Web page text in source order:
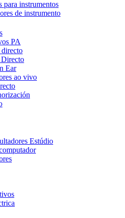
para instrumentos
de instrumento
PA
directo
Ear
ao vivo
Estúdio